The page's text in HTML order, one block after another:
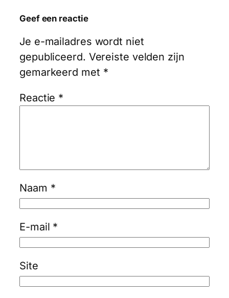
Geef een reactie
Je e-mailadres wordt niet
gepubliceerd. Vereiste velden zijn
gemarkeerd met *
Reactie *
Naam *
E-mail *
Site